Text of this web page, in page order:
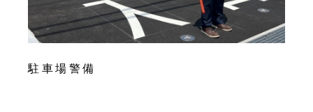
雑踏警備 O様(納涼祭)
交通誘導警備 Y様(公民館改修工事)
駐車場警備
雑踏警備 O様(納涼祭)
交通誘導警備 Y様(公民館改修工事)